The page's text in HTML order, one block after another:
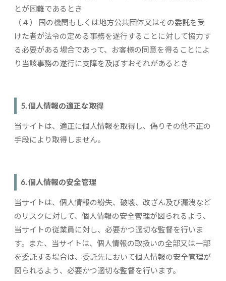
とが困難であるとき
（４） 国の機関もしくは地方公共団体又はその委託を受
けた者が法令の定める事務を遂行することに対して協力す
る必要がある場合であって、お客様の同意を得ることによ
り当該事務の遂行に支障を及ぼすおそれがあるとき
5. 個人情報の適正な取得
当サイトは、適正に個人情報を取得し、偽りその他不正の
手段により取得しません。
6. 個人情報の安全管理
当サイトは、個人情報の紛失、破壊、改ざん及び漏洩など
のリスクに対して、個人情報の安全管理が図られるよう、
当サイトの従業員に対し、必要かつ適切な監督を行いま
す。また、当サイトは、個人情報の取扱いの全部又は一部
を委託する場合は、委託先において個人情報の安全管理が
図られるよう、必要かつ適切な監督を行います。